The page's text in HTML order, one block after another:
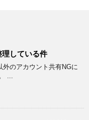
している件
のアカウント共有NGに
...